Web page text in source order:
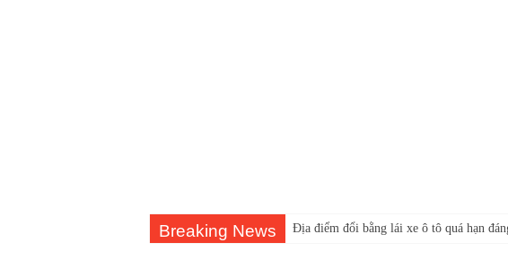
Breaking News Địa điểm đổi bằng lái xe ô tô quá hạn